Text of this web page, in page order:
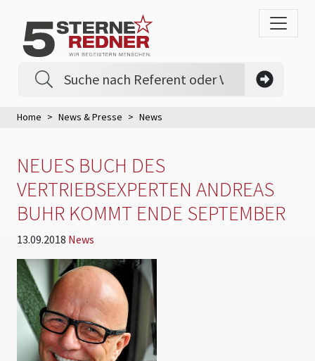
Home News & Presse News
NEUES BUCH DES
VERTRIEBSEXPERTEN ANDREAS
BUHR KOMMT ENDE SEPTEMBER
13.09.2018 News